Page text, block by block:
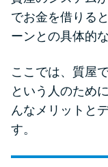
でお金を借りる
ーンとの具体的
ここでは、質屋
という人のため
んなメリットと
す。